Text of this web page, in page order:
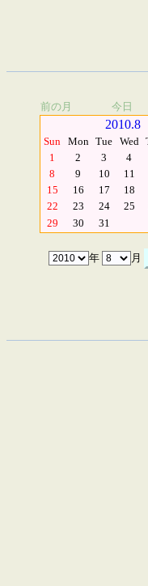
前の月 今日
2010.8
Sun Mon Tue Wed
1
2 3 4
8
9 10 11
15
16 17 18
22
23 24 25
29
30 31
年 月